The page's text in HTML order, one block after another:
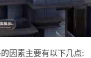
因素主要有以下几点: